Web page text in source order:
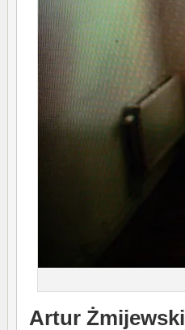
Artur Żmijewski